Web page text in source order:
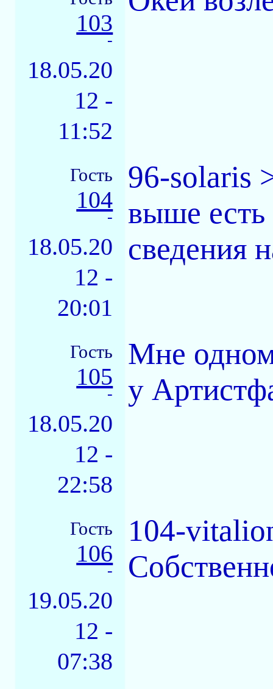
103
-
18.05.20
12 -
11:52
Гость
104
-
18.05.20
12 -
20:01
96-solaris
выше есть
сведения
Гость
105
-
18.05.20
12 -
22:58
Мне
у
Гость
106
-
19.05.20
12 -
07:38
104-